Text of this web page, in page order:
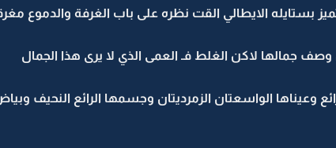
بستايله الايطالي القت نظره على باب الغرفة والدموع
جمالها لاكن الغلط فـ العمى الذي لا يرى هذا الجمال
وعيناها الواسعتان الزمرديتان وجسمها الرائع النحيف